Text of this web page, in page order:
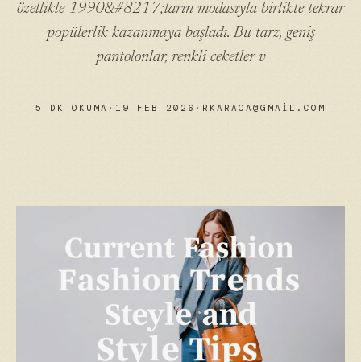
özellikle 1990&#8217;ların modasıyla birlikte tekrar
popülerlik kazanmaya başladı. Bu tarz, geniş
pantolonlar, renkli ceketler v
5 DK OKUMA · 19 FEB 2026 · RKARACA@GMAIL.COM